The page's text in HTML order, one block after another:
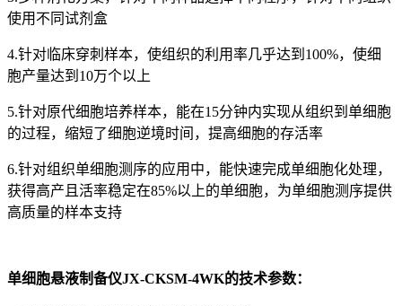
使用不同试剂盒
4.针对临床穿刺样本，使组织的利用率几乎达到100%，使细
胞产量达到10万个以上
5.针对原代细胞培养样本，能在15分钟内实现从组织到单细胞
的过程，缩短了细胞逆境时间，提高细胞的存活率
6.针对组织单细胞测序的应用中，能快速完成单细胞化处理，
获得高产且活率稳定在85%以上的单细胞，为单细胞测序提供
高质量的样本支持
单细胞悬液制备仪JX-CKSM-4WK的技术参数：